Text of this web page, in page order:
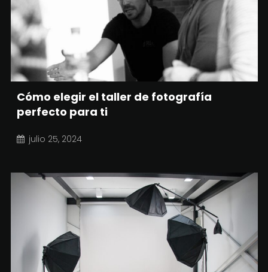
Cómo elegir el taller de fotografía
perfecto para ti
julio 25, 2024